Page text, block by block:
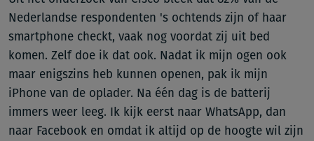
Nederlandse respondenten 's ochtends zijn of haar
smartphone checkt, vaak nog voordat zij uit bed
komen. Zelf doe ik dat ook. Nadat ik mijn ogen ook
maar enigszins heb kunnen openen, pak ik mijn
iPhone van de oplader. Na één dag is de batterij
immers weer leeg. Ik kijk eerst naar WhatsApp, dan
naar Facebook en omdat ik altijd op de hoogte wil zijn